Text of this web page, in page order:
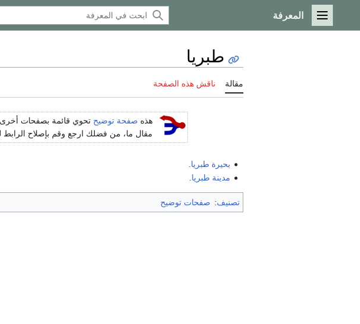
القائمة الرئيسية
المعرفة
طبريا
مقالة ناقش هذه الصفحة
هذه صفحة توضيح تحوي قائمة بصفحات
مقال ما، من فضلك ارجع وقم بإصلاح الرابط
بحيرة طبريا
مدينة طبريا.
تصنيف: صفحات توضيح